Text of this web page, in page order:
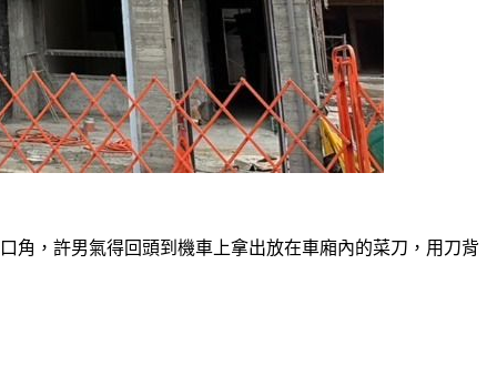
角，許男氣得回頭到機車上拿出放在車廂內的菜刀，用刀背